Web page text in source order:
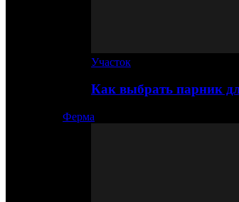
Участок
Как выбрать парник
Ферма